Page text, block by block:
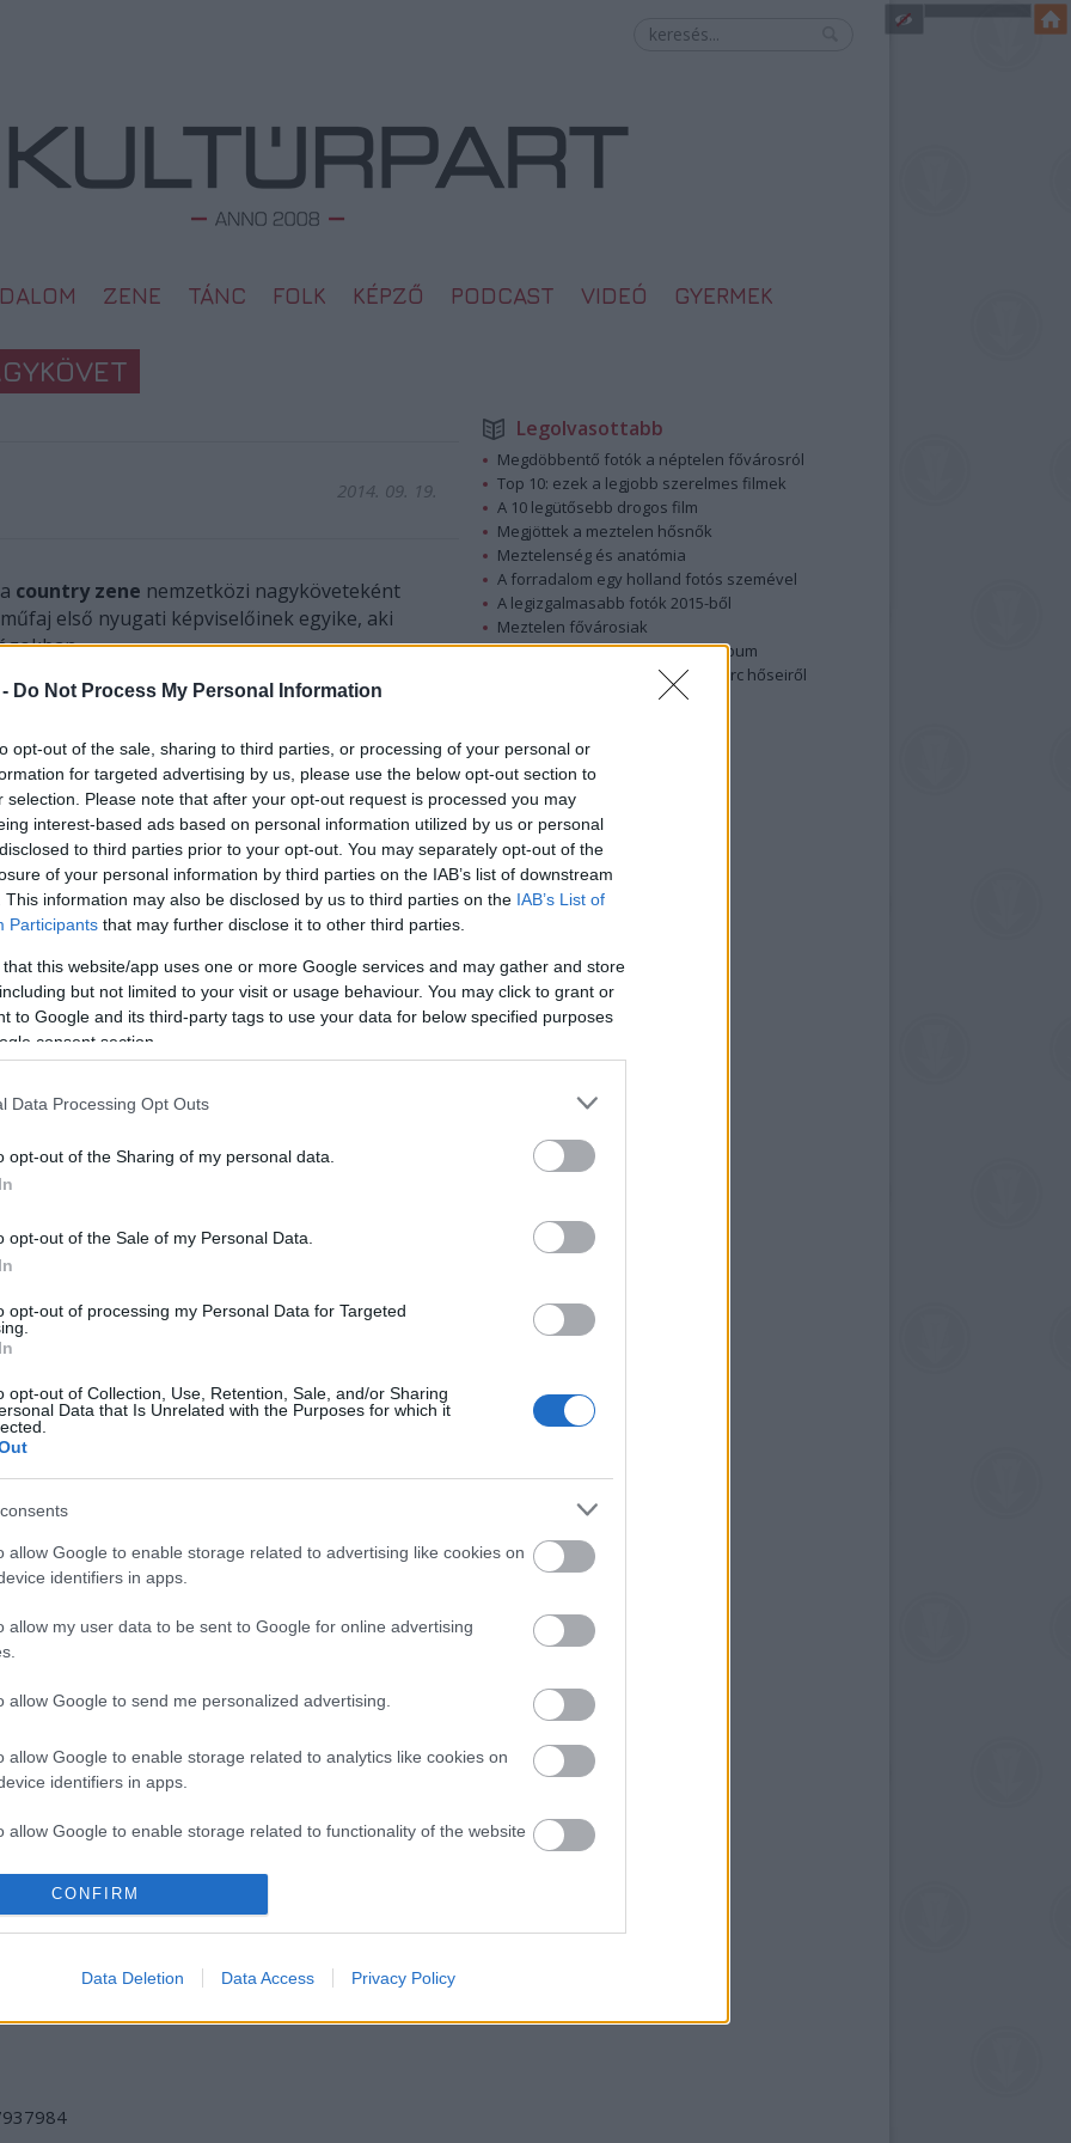
Do Not Process My Personal Information
opt-out of the sale, sharing to third parties, or processing of your personal or
for targeted advertising by us, please use the below opt-out section to
selection. Please note that after your opt-out request is processed you may
interest-based ads based on personal information utilized by us or personal
to third parties prior to your opt-out. You may separately opt-out of the
of your personal information by third parties on the IAB’s list of downstream
This information may also be disclosed by us to third parties on the IAB’s List of
Participants that may further disclose it to other third parties.
that this website/app uses one or more Google services and may gather and store
but not limited to your visit or usage behaviour. You may click to grant or
to Google and its third-party tags to use your data for below specified purposes
consent section.
Data Processing Opt Outs
opt-out of the Sharing of my personal data.
opt-out of the Sale of my Personal Data.
opt-out of processing my Personal Data for Targeted
opt-out of Collection, Use, Retention, Sale, and/or Sharing
Data that Is Unrelated with the Purposes for which it
allow Google to enable storage related to advertising like cookies on
identifiers in apps.
allow my user data to be sent to Google for online advertising
allow Google to send me personalized advertising.
allow Google to enable storage related to analytics like cookies on
identifiers in apps.
allow Google to enable storage related to functionality of the website
allow Google to enable storage related to personalization.
functionality and fraud prevention, and other user protection.
CONFIRM
Data Deletion Data Access Privacy Policy
ZENE TÁNC FOLK KÉPZŐ PODCAST VIDEÓ GYERMEK
2014. 09. 19.
country zene nemzetközi nagyköveteként
első nyugati képviselőinek egyike, aki
érte a halál.
utóbb kiderült, legnagyobb - sikerét azA Rose
több mint 50 évet felölelő pályafutása során
a népszerűségét soha nem tudta felülmúlni.
larryscountrydiner.com
Ruthután fordult a country műfaj felé, de a
Abeline
című 1963-as dalával első helyet ért el a
volt azon első nyugati country énekeseknek, akik
felléptek, ezért kapta a country zene nemzetközi
V szintén zenél.
„AZ EMBERT
EMBERRÉ
VASÁRNAP ZÁRT
A DOMBOS FEST
ONIFESZT-EN
HANEM EGY
VÁLOGATOTT
Legolvasottabb
Megdöbbentő fotók a néptelen fővárosról
Top 10: ezek a legjobb szerelmes filmek
A 10 legütősebb drogos film
Megjöttek a meztelen hősnők
Meztelenség és anatómia
A forradalom egy holland fotós szemével
A legizgalmasabb fotók 2015-ből
Meztelen fővárosiak
Készülőben a nagy meztelen album
Nézd meg a 48-as szabadságharc hőseiről
Hírlevél feliratkozás